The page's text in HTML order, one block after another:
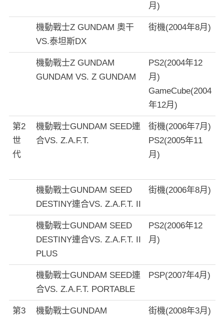
月)
機動戰士Z GUNDAM 奧干
VS.泰坦斯DX
街機(2004年8月)
機動戰士Z GUNDAM
GUNDAM VS. Z GUNDAM
PS2(2004年12
月)
GameCube(2004
年12月)
第2
世
代
機動戰士GUNDAM SEED連
合VS. Z.A.F.T.
街機(2006年7月)
PS2(2005年11
月)
機動戰士GUNDAM SEED
DESTINY連合VS. Z.A.F.T. II
街機(2006年8月)
機動戰士GUNDAM SEED
DESTINY連合VS. Z.A.F.T. II
PLUS
PS2(2006年12
月)
機動戰士GUNDAM SEED連
合VS. Z.A.F.T. PORTABLE
PSP(2007年4月)
第3
機動戰士GUNDAM
街機(2008年3月)